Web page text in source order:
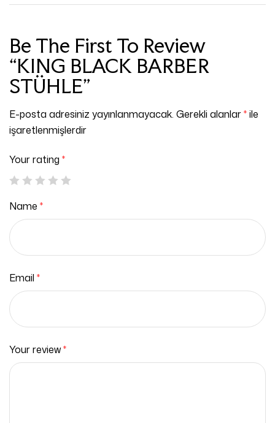
Be The First To Review
“KING BLACK BARBER
STÜHLE”
E-posta adresiniz yayınlanmayacak. Gerekli alanlar*ile
işaretlenmişlerdir
Your rating *
Your review*
Name *
Email *